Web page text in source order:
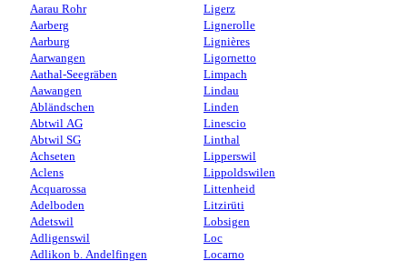
Aarau Rohr
Aarberg
Aarburg
Aarwangen
Aathal-Seegräben
Aawangen
Abländschen
Abtwil AG
Abtwil SG
Achseten
Aclens
Acquarossa
Adelboden
Adetswil
Adligenswil
Adlikon b. Andelfingen
Ligerz
Lignerolle
Lignières
Ligornetto
Limpach
Lindau
Linden
Linescio
Linthal
Lipperswil
Lippoldswilen
Littenheid
Litzirüti
Lobsigen
Loc
Locarno